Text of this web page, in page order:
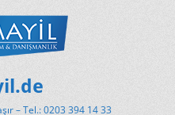
– Tel.: 0203 394 14 33